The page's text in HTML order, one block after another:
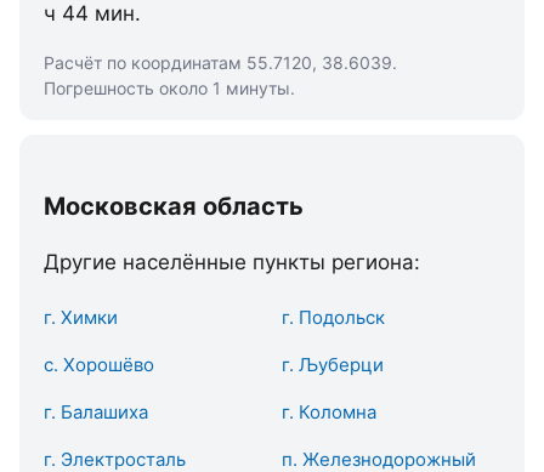
ч 44 мин.
Расчёт по координатам 55.7120, 38.6039.
Погрешность около 1 минуты.
Московская область
Другие населённые пункты региона:
г. Химки г. Подольск
с. Хорошёво г. Љуберци
г. Балашиха г. Коломна
г. Электросталь п. Железнодорожный